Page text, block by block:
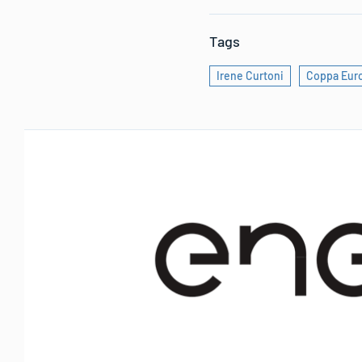
Tags
Irene Curtoni Coppa